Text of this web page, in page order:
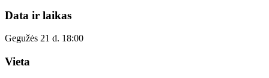
Data ir laikas
Gegužės 21 d. 18:00
Vieta